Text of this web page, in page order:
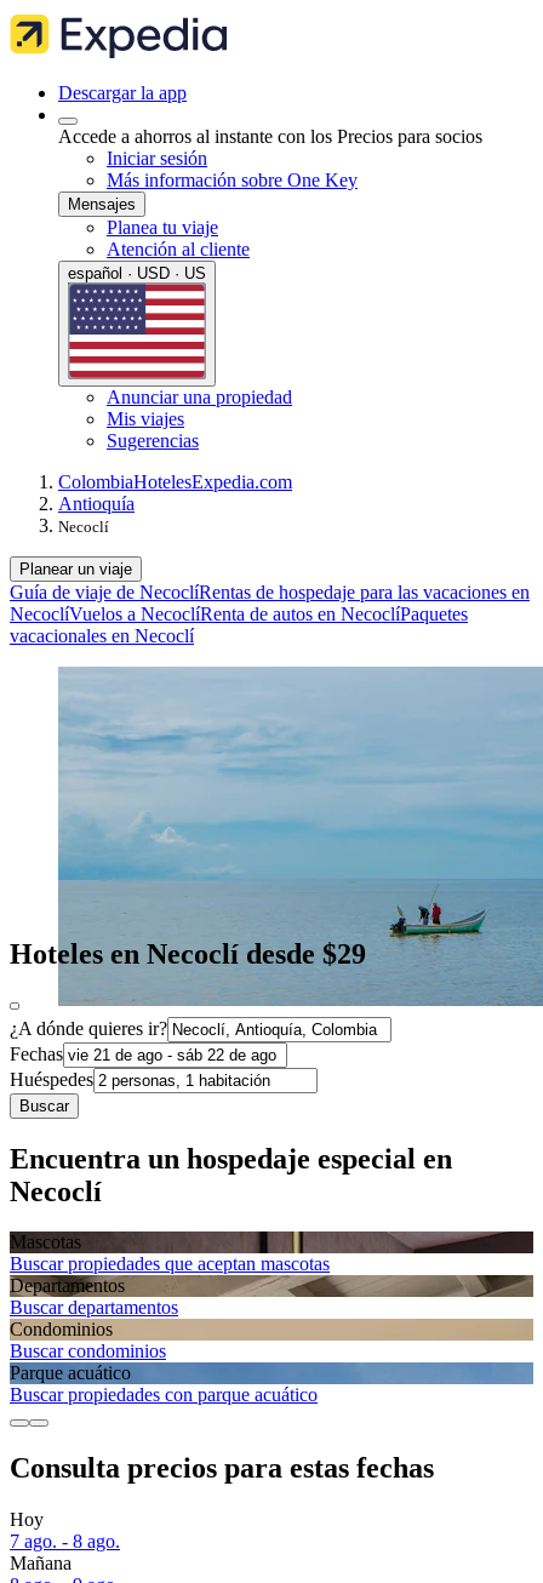
Descargar la app
Accede a ahorros al instante con los Precios para socios
Iniciar sesión
Más información sobre One Key
Mensajes
Planea tu viaje
Atención al cliente
español · USD · US
Anunciar una propiedad
Mis viajes
Sugerencias
ColombiaHotelesExpedia.com
Antioquía
Necoclí
Planear un viaje
Guía de viaje de NecoclíRentas de hospedaje para las vacaciones en
NecoclíVuelos a NecoclíRenta de autos en NecoclíPaquetes
vacacionales en Necoclí
Hoteles en Necoclí desde $29
¿A dónde quieres ir?
Fechas
Huéspedes
Buscar
Encuentra un hospedaje especial en
Necoclí
Mascotas
Buscar propiedades que aceptan mascotas
Departa­mentos
Buscar departamentos
Condominios
Buscar condominios
Parque acuático
Buscar propiedades con parque acuático
Consulta precios para estas fechas
Hoy
7 ago. - 8 ago.
Mañana